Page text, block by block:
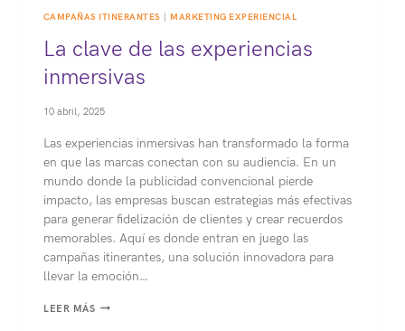
CAMPAÑAS ITINERANTES MARKETING EXPERIENCIAL
La clave de las experiencias
inmersivas
10 abril, 2025
Las experiencias inmersivas han transformado la forma
en que las marcas conectan con su audiencia. En un
mundo donde la publicidad convencional pierde
impacto, las empresas buscan estrategias más efectivas
para generar fidelización de clientes y crear recuerdos
memorables. Aquí es donde entran en juego las
campañas itinerantes, una solución innovadora para
llevar la emoción…
LEER MÁSLA